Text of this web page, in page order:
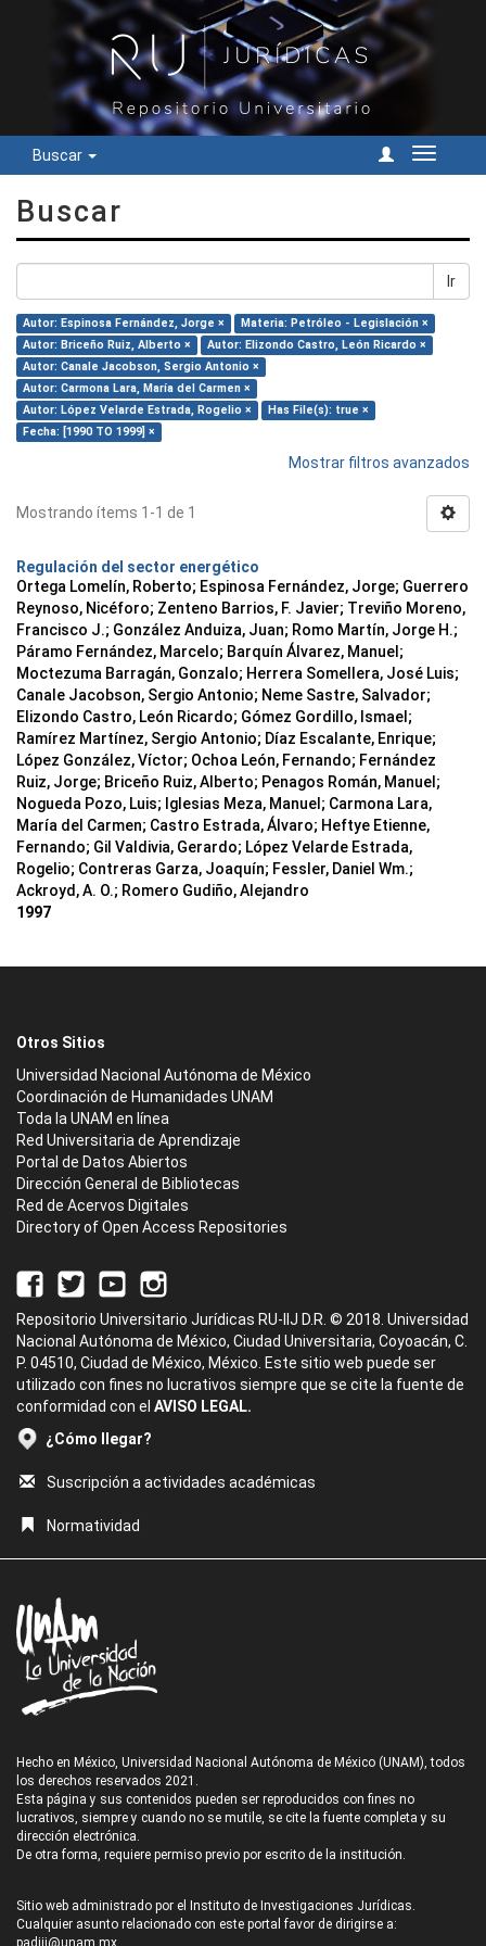
Buscar
Cambiar
Buscar
Ir
Autor: Espinosa Fernández, Jorge ×
Materia: Petróleo - Legislación ×
Autor: Briceño Ruiz, Alberto ×
Autor: Elizondo Castro, León Ricardo ×
Autor: Canale Jacobson, Sergio Antonio ×
Autor: Carmona Lara, María del Carmen ×
Autor: López Velarde Estrada, Rogelio ×
Has File(s): true ×
Fecha: [1990 TO 1999] ×
Mostrar filtros avanzados
Mostrando ítems 1-1 de 1
Regulación del sector energético
Ortega Lomelín, Roberto; Espinosa Fernández, Jorge; Guerrero
Reynoso, Nicéforo; Zenteno Barrios, F. Javier; Treviño Moreno,
Francisco J.; González Anduiza, Juan; Romo Martín, Jorge H.;
Páramo Fernández, Marcelo; Barquín Álvarez, Manuel;
Moctezuma Barragán, Gonzalo; Herrera Somellera, José Luis;
Canale Jacobson, Sergio Antonio; Neme Sastre, Salvador;
Elizondo Castro, León Ricardo; Gómez Gordillo, Ismael;
Ramírez Martínez, Sergio Antonio; Díaz Escalante, Enrique;
López González, Víctor; Ochoa León, Fernando; Fernández
Ruiz, Jorge; Briceño Ruiz, Alberto; Penagos Román, Manuel;
Nogueda Pozo, Luis; Iglesias Meza, Manuel; Carmona Lara,
María del Carmen; Castro Estrada, Álvaro; Heftye Etienne,
Fernando; Gil Valdivia, Gerardo; López Velarde Estrada,
Rogelio; Contreras Garza, Joaquín; Fessler, Daniel Wm.;
Ackroyd, A. O.; Romero Gudiño, Alejandro
1997
Otros Sitios
Universidad Nacional Autónoma de México
Coordinación de Humanidades UNAM
Toda la UNAM en línea
Red Universitaria de Aprendizaje
Portal de Datos Abiertos
Dirección General de Bibliotecas
Red de Acervos Digitales
Directory of Open Access Repositories
Repositorio Universitario Jurídicas RU-IIJ D.R. © 2018. Universidad
Nacional Autónoma de México, Ciudad Universitaria, Coyoacán, C.
P. 04510, Ciudad de México, México. Este sitio web puede ser
utilizado con fines no lucrativos siempre que se cite la fuente de
conformidad con el AVISO LEGAL.
¿Cómo llegar?
Suscripción a actividades académicas
Normatividad
Hecho en México, Universidad Nacional Autónoma de México (UNAM), todos
los derechos reservados 2021.
Esta página y sus contenidos pueden ser reproducidos con fines no
lucrativos, siempre y cuando no se mutile, se cite la fuente completa y su
dirección electrónica.
De otra forma, requiere permiso previo por escrito de la institución.
Sitio web administrado por el Instituto de Investigaciones Jurídicas.
Cualquier asunto relacionado con este portal favor de dirigirse a: